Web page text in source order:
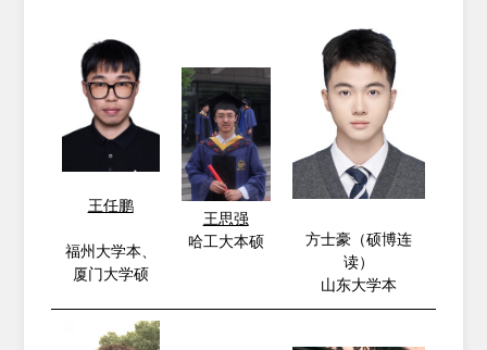
王任鹏
福州大学本、
厦门大学硕
王思强
哈工大本硕
方士豪（硕博连
读）
山东大学本